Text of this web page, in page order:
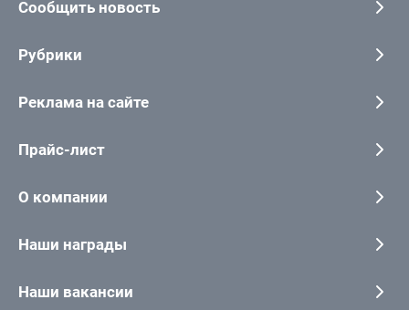
Сообщить новость
Рубрики
Реклама на сайте
Прайс-лист
О компании
Наши награды
Наши вакансии